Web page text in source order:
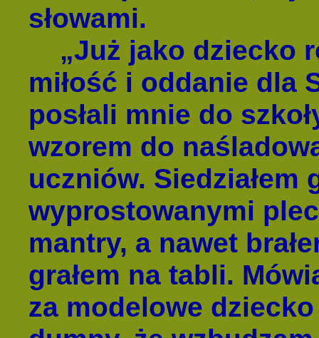
słowami.
„Już jako dziecko
miłość i oddanie dla
posłali mnie do
wzorem do
uczniów. Siedziałem
wyprostowanymi
mantry, a nawet
grałem na tabli.
za modelowe